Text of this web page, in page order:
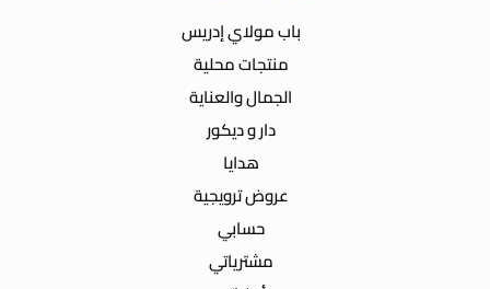
باب مولاي إدريس
منتجات محلية
الجمال والعناية
دار و ديكور
هدايا
عروض ترويجية
حسابي
مشترياتي